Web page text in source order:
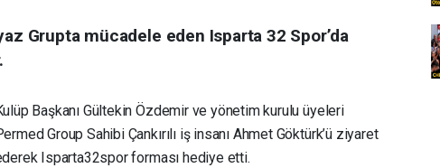
Grupta mücadele eden Isparta 32 Spor’da
Başkanı Gültekin Özdemir ve yönetim kurulu üyeleri
Group Sahibi Çankırılı iş insanı Ahmet Göktürk’ü ziyaret
Isparta32spor forması hediye etti.